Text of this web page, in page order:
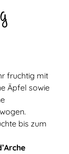
fruchtig mit
Äpfel sowie
bis zum